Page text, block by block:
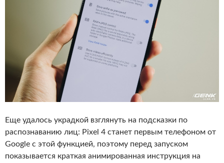
Еще удалось украдкой взглянуть на подсказки по
распознаванию лиц: Pixel 4 станет первым телефоном от
Google с этой функцией, поэтому перед запуском
показывается краткая анимированная инструкция на